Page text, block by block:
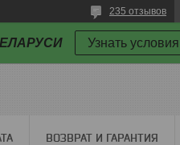
235 отзывов
Узнать условия
ВОЗВРАТ И ГАРАНТИЯ